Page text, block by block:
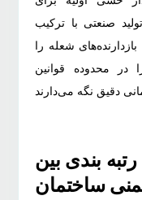
صنعتی با ترکیب
شعله را
محدوده قوانین
بندی بین
ساختمان